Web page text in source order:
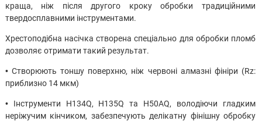
краща, ніж після другого кроку обробки традиційними
твердосплавними інструментами.
Хрестоподібна насічка створена спеціально для обробки пломб
дозволяє отримати такий результат.
• Створюють тоншу поверхню, ніж червоні алмазні фініри (Rz:
приблизно 14 мкм)
• Інструменти H134Q, H135Q та H50AQ, володіючи гладким
неріжучим кінчиком, забезпечують делікатну фінішну обробку